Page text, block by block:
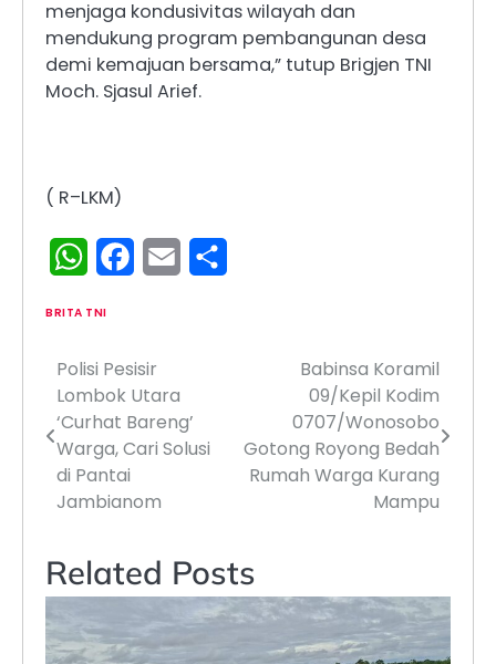
menjaga kondusivitas wilayah dan
mendukung program pembangunan desa
demi kemajuan bersama,” tutup Brigjen TNI
Moch. Sjasul Arief.
( R–LKM)
WhatsAppFacebook
Email
BRITA TNI
Navigasi
pos
Polisi Pesisir
Lombok Utara
‘Curhat Bareng’
Warga, Cari Solusi
di Pantai
Jambianom
Babinsa Koramil
09/Kepil Kodim
0707/Wonosobo
Gotong Royong Bedah
Rumah Warga Kurang
Mampu
Related Posts